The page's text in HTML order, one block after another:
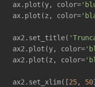
ax.plot(y, color=
ax.plot(z, color=
ax2.set_title(
ax2.plot(y, color=
ax2.plot(z, color=
ax2.set_xlim([25, 50